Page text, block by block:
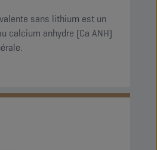
sans lithium est un
calcium anhydre (Ca ANH)